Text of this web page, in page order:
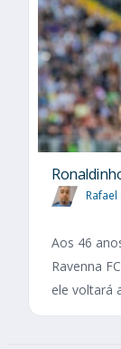
Aos 46
Ravenna
ele voltará